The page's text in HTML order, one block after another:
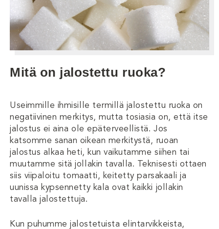
Mitä on jalostettu ruoka?
Useimmille ihmisille termillä jalostettu ruoka on
negatiivinen merkitys, mutta tosiasia on, että itse
jalostus ei aina ole epäterveellistä. Jos
katsomme sanan oikean merkitystä, ruoan
jalostus alkaa heti, kun vaikutamme siihen tai
muutamme sitä jollakin tavalla. Teknisesti ottaen
siis viipaloitu tomaatti, keitetty parsakaali ja
uunissa kypsennetty kala ovat kaikki jollakin
tavalla jalostettuja.
Kun puhumme jalostetuista elintarvikkeista,